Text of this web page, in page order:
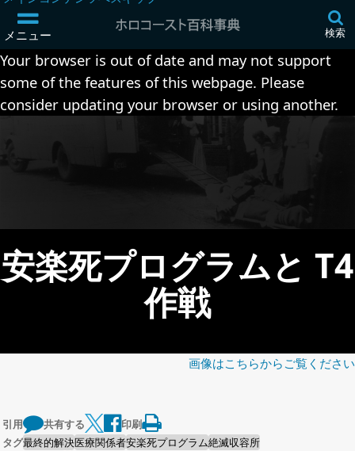
メニュー 検索
Your browser is out of date and may not support
some of the features of this webpage. Please
consider updating your browser or using another.
画像はこちらからご覧ください
安楽死プログラムと T4
作戦
引用 共有する
印刷
タグ最終的解決医療関係者安楽死プログラム絶滅収容所